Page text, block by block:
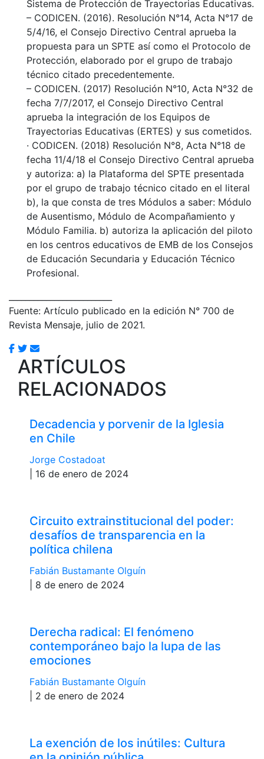
Sistema de Protección de Trayectorias Educativas.
– CODICEN. (2016). Resolución N°14, Acta N°17 de
5/4/16, el Consejo Directivo Central aprueba la
propuesta para un SPTE así como el Protocolo de
Protección, elaborado por el grupo de trabajo
técnico citado precedentemente.
– CODICEN. (2017) Resolución N°10, Acta N°32 de
fecha 7/7/2017, el Consejo Directivo Central
aprueba la integración de los Equipos de
Trayectorias Educativas (ERTES) y sus cometidos.
· CODICEN. (2018) Resolución N°8, Acta N°18 de
fecha 11/4/18 el Consejo Directivo Central aprueba
y autoriza: a) la Plataforma del SPTE presentada
por el grupo de trabajo técnico citado en el literal
b), la que consta de tres Módulos a saber: Módulo
de Ausentismo, Módulo de Acompañamiento y
Módulo Familia. b) autoriza la aplicación del piloto
en los centros educativos de EMB de los Consejos
de Educación Secundaria y Educación Técnico
Profesional.
Fuente: Artículo publicado en la edición N° 700 de
Revista Mensaje, julio de 2021.
ARTÍCULOS
RELACIONADOS
Decadencia y porvenir de la Iglesia
en Chile
Jorge Costadoat
| 16 de enero de 2024
Circuito extrainstitucional del poder:
desafíos de transparencia en la
política chilena
Fabián Bustamante Olguín
| 8 de enero de 2024
Derecha radical: El fenómeno
contemporáneo bajo la lupa de las
emociones
Fabián Bustamante Olguín
| 2 de enero de 2024
La exención de los inútiles: Cultura